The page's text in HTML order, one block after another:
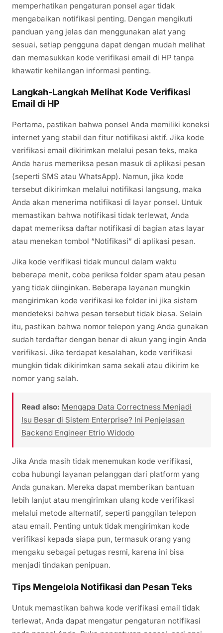
memperhatikan pengaturan ponsel agar tidak
mengabaikan notifikasi penting. Dengan mengikuti
panduan yang jelas dan menggunakan alat yang
sesuai, setiap pengguna dapat dengan mudah melihat
dan memasukkan kode verifikasi email di HP tanpa
khawatir kehilangan informasi penting.
Langkah-Langkah Melihat Kode Verifikasi
Email di HP
Pertama, pastikan bahwa ponsel Anda memiliki koneksi
internet yang stabil dan fitur notifikasi aktif. Jika kode
verifikasi email dikirimkan melalui pesan teks, maka
Anda harus memeriksa pesan masuk di aplikasi pesan
(seperti SMS atau WhatsApp). Namun, jika kode
tersebut dikirimkan melalui notifikasi langsung, maka
Anda akan menerima notifikasi di layar ponsel. Untuk
memastikan bahwa notifikasi tidak terlewat, Anda
dapat memeriksa daftar notifikasi di bagian atas layar
atau menekan tombol “Notifikasi” di aplikasi pesan.
Jika kode verifikasi tidak muncul dalam waktu
beberapa menit, coba periksa folder spam atau pesan
yang tidak diinginkan. Beberapa layanan mungkin
mengirimkan kode verifikasi ke folder ini jika sistem
mendeteksi bahwa pesan tersebut tidak biasa. Selain
itu, pastikan bahwa nomor telepon yang Anda gunakan
sudah terdaftar dengan benar di akun yang ingin Anda
verifikasi. Jika terdapat kesalahan, kode verifikasi
mungkin tidak dikirimkan sama sekali atau dikirim ke
nomor yang salah.
Read also: Mengapa Data Correctness Menjadi
Isu Besar di Sistem Enterprise? Ini Penjelasan
Backend Engineer Etrio Widodo
Jika Anda masih tidak menemukan kode verifikasi,
coba hubungi layanan pelanggan dari platform yang
Anda gunakan. Mereka dapat memberikan bantuan
lebih lanjut atau mengirimkan ulang kode verifikasi
melalui metode alternatif, seperti panggilan telepon
atau email. Penting untuk tidak mengirimkan kode
verifikasi kepada siapa pun, termasuk orang yang
mengaku sebagai petugas resmi, karena ini bisa
menjadi tindakan penipuan.
Tips Mengelola Notifikasi dan Pesan Teks
Untuk memastikan bahwa kode verifikasi email tidak
terlewat, Anda dapat mengatur pengaturan notifikasi